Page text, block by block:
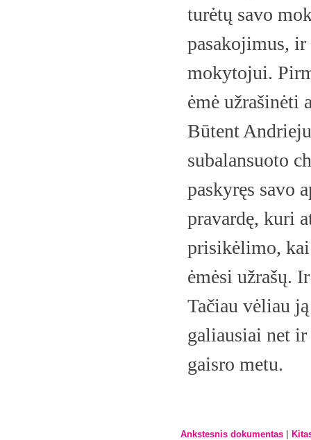
turėtų savo
pasakojimus, ir
mokytojui.
ėmė užrašinėti
Būtent
subalansuoto
paskyręs savo
pravardę, kuri
prisikėlimo, kai
ėmėsi užrašų.
Tačiau vėliau
galiausiai net
gaisro metu.
Ankstesnis dokumentas |